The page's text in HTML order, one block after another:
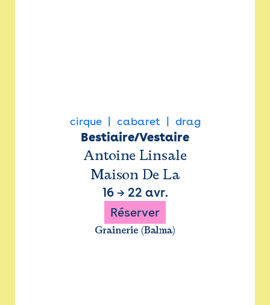
cirque cabaret drag
Bestiaire/Vestaire
Antoine Linsale
Maison De La
16→ 22 avr.
Réserver
Grainerie (Balma)